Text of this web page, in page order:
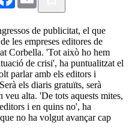
de publicitat, el que
les empreses editores de
Corbella. 'Tot això ho hem
de crisi', ha puntualitzat el
parlar amb els editors i
els diaris gratuïts, serà
alta. 'De tots aquests mites,
i en quins no', ha
no ha volgut avançar cap